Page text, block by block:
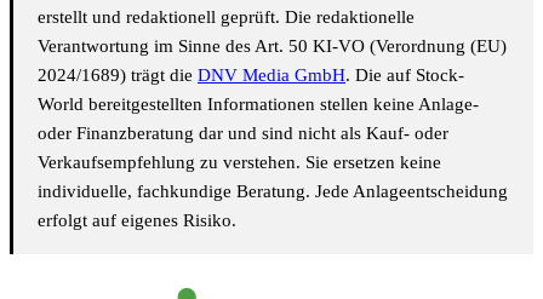
erstellt und redaktionell geprüft. Die redaktionelle
Verantwortung im Sinne des Art. 50 KI-VO (Verordnung (EU)
2024/1689) trägt die DNV Media GmbH. Die auf Stock-
World bereitgestellten Informationen stellen keine Anlage-
oder Finanzberatung dar und sind nicht als Kauf- oder
Verkaufsempfehlung zu verstehen. Sie ersetzen keine
individuelle, fachkundige Beratung. Jede Anlageentscheidung
erfolgt auf eigenes Risiko.